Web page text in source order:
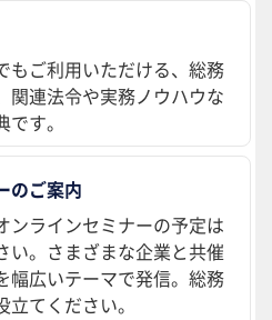
もご利用いただける、総務
関連法令や実務ノウハウな
す。
のご案内
ンラインセミナーの予定は
い。さまざまな企業と共催
幅広いテーマで発信。総務
てください。